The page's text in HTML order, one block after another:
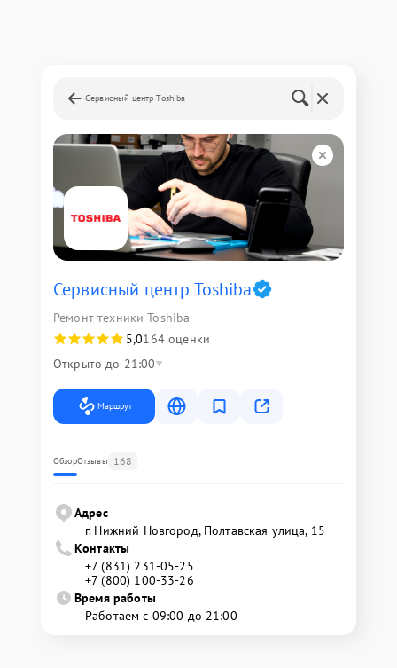
Сервисный центр Toshiba
Сервисный центр Toshiba
Ремонт техники Toshiba
5,0164 оценки
Открыто до 21:00
Маршрут
ОбзорОтзывы 168
Адрес
г. Нижний Новгород, Полтавская улица, 15
Контакты
+7 (831) 231-05-25
+7 (800) 100-33-26
Время работы
Работаем с 09:00 до 21:00